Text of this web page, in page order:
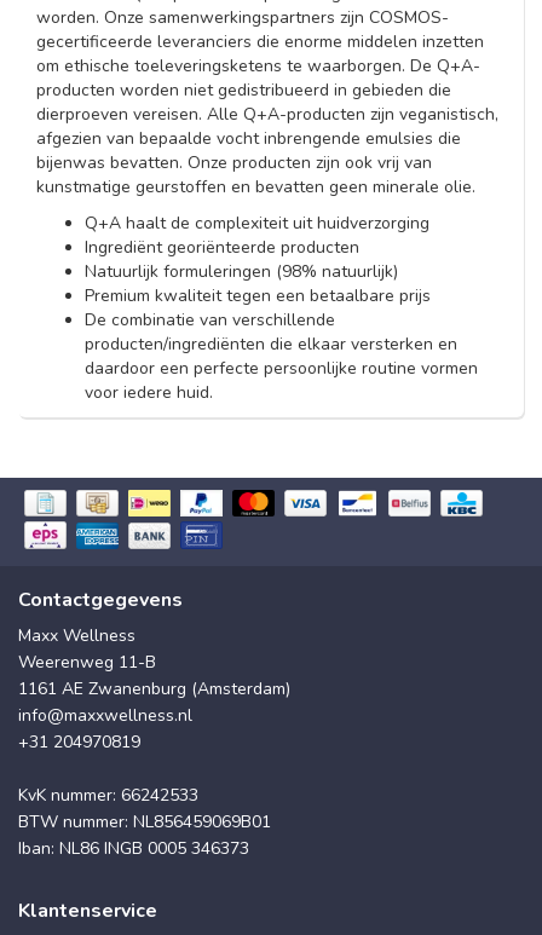
worden. Onze samenwerkingspartners zijn COSMOS-
gecertificeerde leveranciers die enorme middelen inzetten
om ethische toeleveringsketens te waarborgen. De Q+A-
producten worden niet gedistribueerd in gebieden die
dierproeven vereisen. Alle Q+A-producten zijn veganistisch,
afgezien van bepaalde vocht inbrengende emulsies die
bijenwas bevatten. Onze producten zijn ook vrij van
kunstmatige geurstoffen en bevatten geen minerale olie.
Q+A haalt de complexiteit uit huidverzorging
Ingrediënt georiënteerde producten
Natuurlijk formuleringen (98% natuurlijk)
Premium kwaliteit tegen een betaalbare prijs
De combinatie van verschillende
producten/ingrediënten die elkaar versterken en
daardoor een perfecte persoonlijke routine vormen
voor iedere huid.
Contactgegevens
Maxx Wellness
Weerenweg 11-B
1161 AE Zwanenburg (Amsterdam)
info@maxxwellness.nl
+31 204970819
KvK nummer: 66242533
BTW nummer: NL856459069B01
Iban: NL86 INGB 0005 346373
Klantenservice